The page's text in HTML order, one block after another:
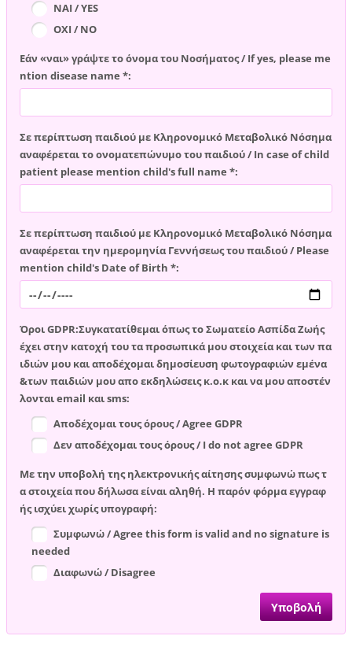
ΝΑΙ / YES
ΟΧΙ / NO
Εάν «ναι» γράψτε το όνομα του Νοσήματος / If yes, please me
ntion disease name *:
Σε περίπτωση παιδιού με Κληρονομικό Μεταβολικό Νόσημα
αναφέρεται το ονοματεπώνυμο του παιδιού / In case of child
patient please mention child's full name *:
Σε περίπτωση παιδιού με Κληρονομικό Μεταβολικό Νόσημα
αναφέρεται την ημερομηνία Γεννήσεως του παιδιού / Please
mention child's Date of Birth *:
Όροι GDPR:Συγκατατίθεμαι όπως το Σωματείο Ασπίδα Ζωής
έχει στην κατοχή του τα προσωπικά μου στοιχεία και των πα
ιδιών μου και αποδέχομαι δημοσίευση φωτογραφιών εμένα
&των παιδιών μου απο εκδηλώσεις κ.ο.κ και να μου αποστέν
λονται email και sms:
Αποδέχομαι τους όρους / Agree GDPR
Δεν αποδέχομαι τους όρους / I do not agree GDPR
Με την υποβολή της ηλεκτρονικής αίτησης συμφωνώ πως τ
α στοιχεία που δήλωσα είναι αληθή. Η παρόν φόρμα εγγραφ
ής ισχύει χωρίς υπογραφή:
Συμφωνώ / Agree this form is valid and no signature is
needed
Διαφωνώ / Disagree